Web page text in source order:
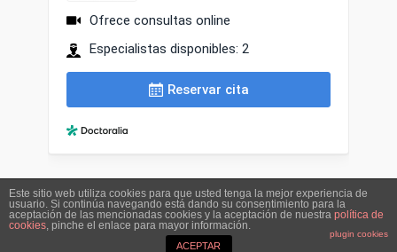
Derechos de copia © 2026Avanza | Atención temprana,
Psicología y Logopedia | Roquetas de Mar
. Todos los derechos
reservados. | Catch Responsive por
Este sitio web utiliza cookies para que usted tenga la mejor experiencia de
usuario. Si continúa navegando está dando su consentimiento para la
aceptación de las mencionadas cookies y la aceptación de nuestra política de
cookies, pinche el enlace para mayor información.
plugin cookies
ACEPTAR